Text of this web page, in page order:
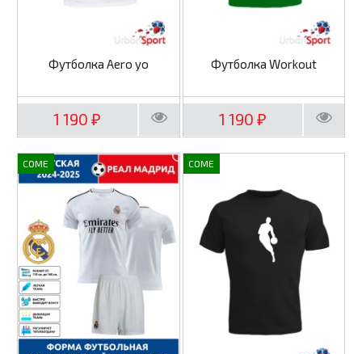
Футболка Aero yo
1 190₽
Футболка Workout
1 190 ₽
COME COME